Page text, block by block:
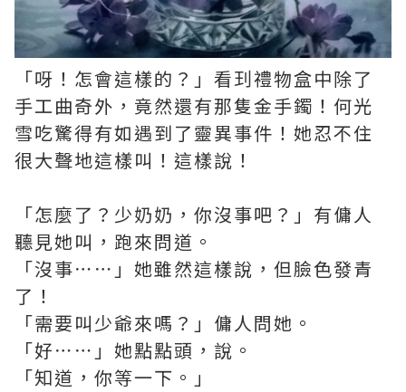
「呀！怎會這樣的？」看㺫禮物盒中除了
手工曲奇外，竟然還有那隻金手鐲！何光
雪吃驚得有如遇到了靈異事件！她忍不住
很大聲地這樣叫！這樣說！
「怎麼了？少奶奶，你沒事吧？」有傭人
聽見她叫，跑來問道。
「沒事⋯⋯」她雖然這樣說，但臉色發青
了！
「需要叫少爺來嗎？」傭人問她。
「好⋯⋯」她點點頭，說。
「知道，你等一下。」